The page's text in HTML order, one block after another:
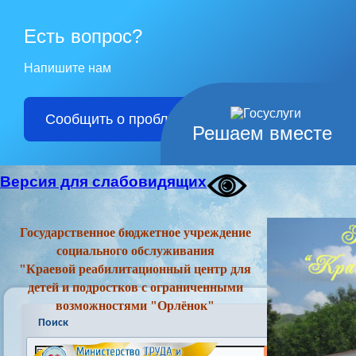
Решаем вместе
Есть вопрос?
Напишите нам
Сообщить о проблеме
Версия для слабовидящих
Государственное бюджетное учреждение
социального обслуживания
"Краевой реабилитационный центр для
детей и подростков с ограниченными
возможностями "Орлёнок"
Поиск